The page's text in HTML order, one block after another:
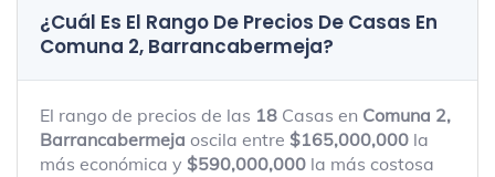
¿Cuál Es El Rango De Precios De Casas En
Comuna 2, Barrancabermeja?
El rango de precios de las 18 Casas en Comuna 2,
Barrancabermeja oscila entre $165,000,000 la
más económica y $590,000,000 la más costosa